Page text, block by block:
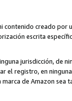
creado por
escrita
jurisdicción, de
registro, en
de Amazon